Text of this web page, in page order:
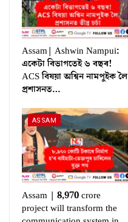
Assam| Ashwin Nampui:
একেটা বিভাগতেই ৬ বছৰ!
ACS বিষয়া অশ্বিন নামপুইক লৈ
প্ৰশাসনত…
ASSAM
Assam | 8,970 crore
project will transform the